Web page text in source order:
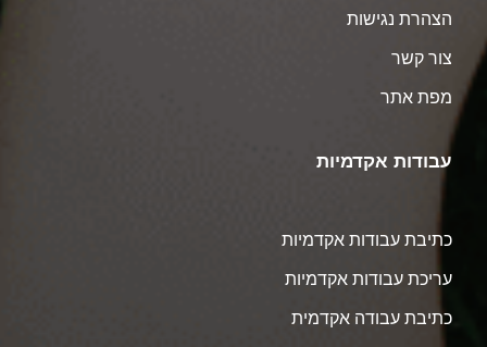
הצהרת נגישות
צור קשר
מפת אתר
עבודות אקדמיות
כתיבת עבודות אקדמיות
עריכת עבודות אקדמיות
כתיבת עבודה אקדמית